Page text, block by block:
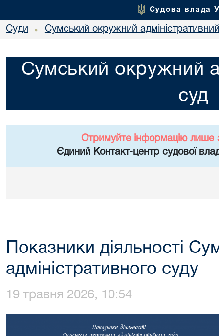
Судова влада
Суди • Сумський окружний
Сумський окружний
суд
Отримуйте інформацію лише
Єдиний Контакт-центр судової
Показники діяльності
адміністративного суду
19 травня 2026, 10:54